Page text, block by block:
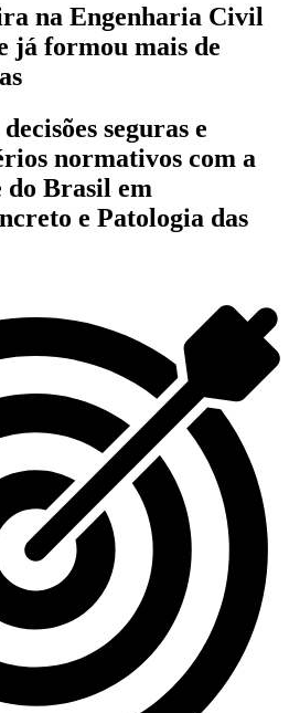
na Engenharia Civil
já formou mais de
seguras e
normativos com a
Brasil em
e Patologia das